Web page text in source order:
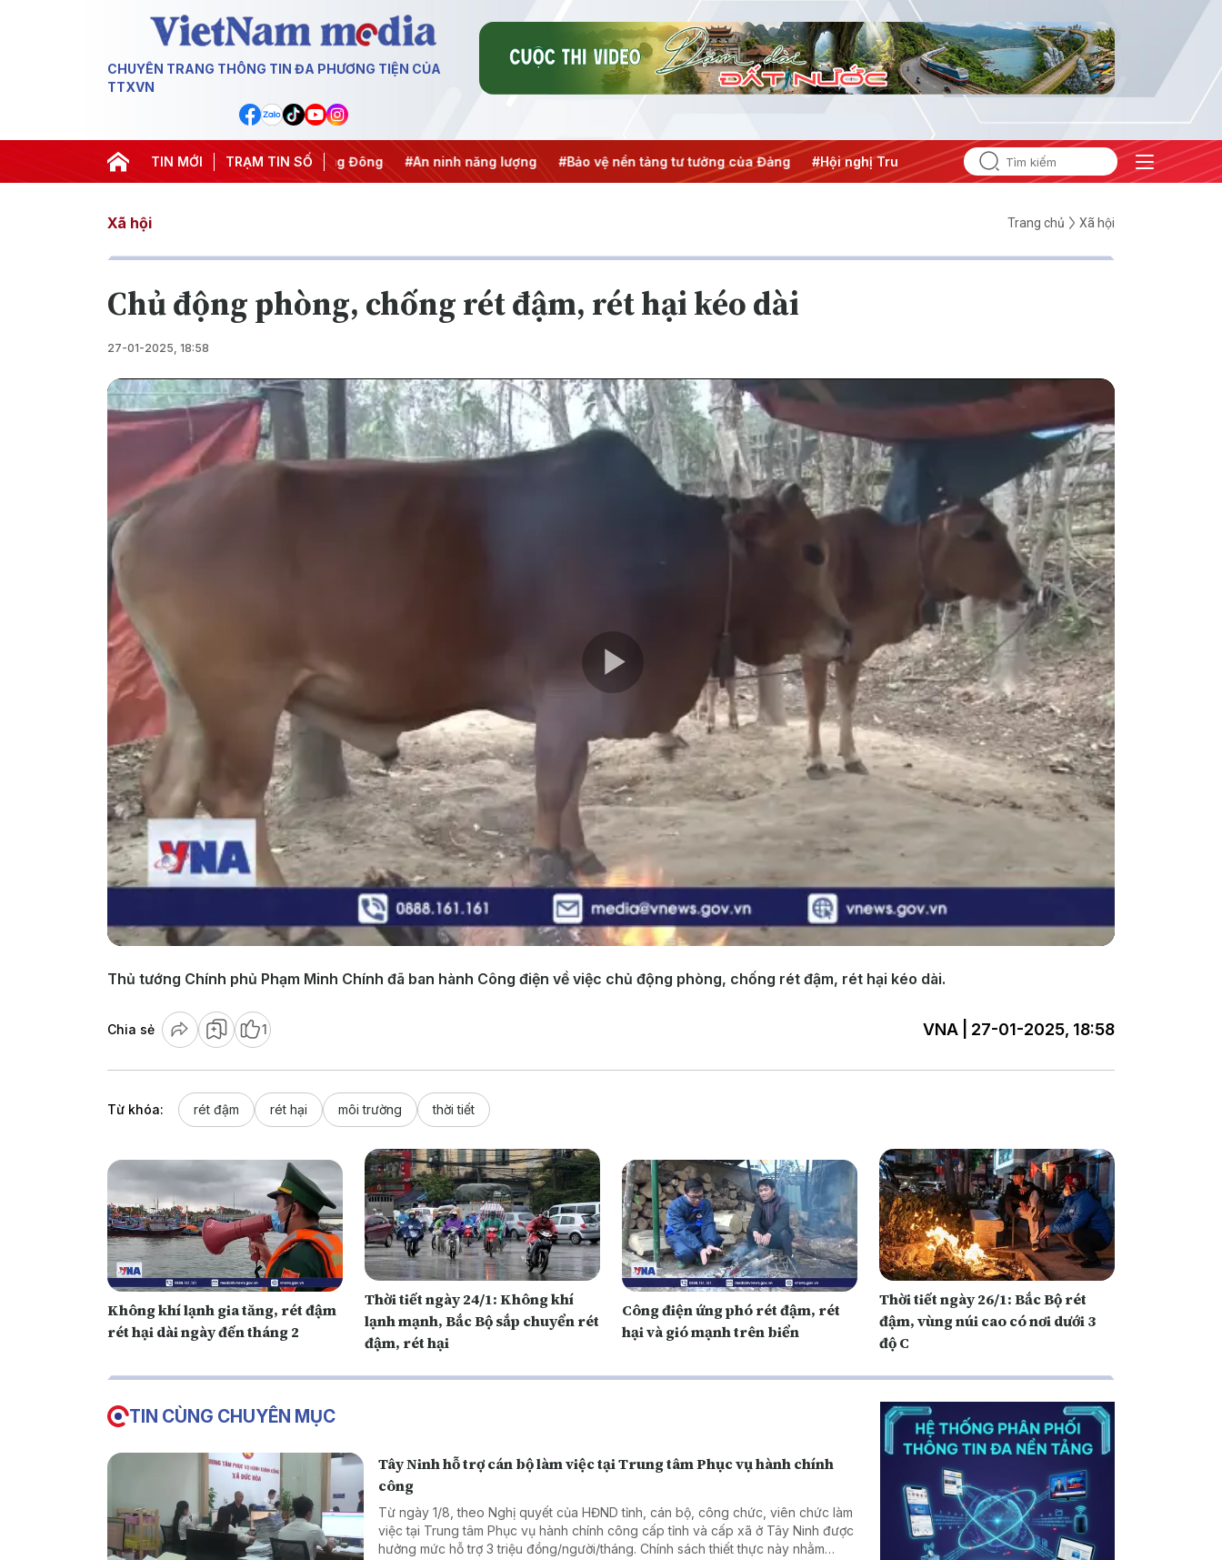
CHUYÊN TRANG THÔNG TIN ĐA PHƯƠNG TIỆN CỦA
TTXVN
TIN MỚI TRẠM TIN SỐ
#Chống khai thác IUU #Căng thẳng Trung Đông #An ninh năng lượng #Bảo vệ nền tảng tư tưởng của Đảng #Hội nghị Trung ương 3
Xã hội Trang chủ Xã hội
Chủ động phòng, chống rét đậm, rét hại kéo dài
27-01-2025, 18:58
Play
Video
Thủ tướng Chính phủ Phạm Minh Chính đã ban hành Công điện về việc chủ động phòng, chống rét đậm, rét hại kéo dài.
Chia sẻ 1 VNA | 27-01-2025, 18:58
Từ khóa: rét đậm rét hại môi trường thời tiết
Không khí lạnh gia tăng, rét đậm
rét hại dài ngày đến tháng 2
Thời tiết ngày 24/1: Không khí
lạnh mạnh, Bắc Bộ sắp chuyển rét
đậm, rét hại
Công điện ứng phó rét đậm, rét
hại và gió mạnh trên biển
Thời tiết ngày 26/1: Bắc Bộ rét
đậm, vùng núi cao có nơi dưới 3
độ C
TIN CÙNG CHUYÊN MỤC
Tây Ninh hỗ trợ cán bộ làm việc tại Trung tâm Phục vụ hành chính
công
Từ ngày 1/8, theo Nghị quyết của HĐND tỉnh, cán bộ, công chức, viên chức làm
việc tại Trung tâm Phục vụ hành chính công cấp tỉnh và cấp xã ở Tây Ninh được
hưởng mức hỗ trợ 3 triệu đồng/người/tháng. Chính sách thiết thực này nhằm